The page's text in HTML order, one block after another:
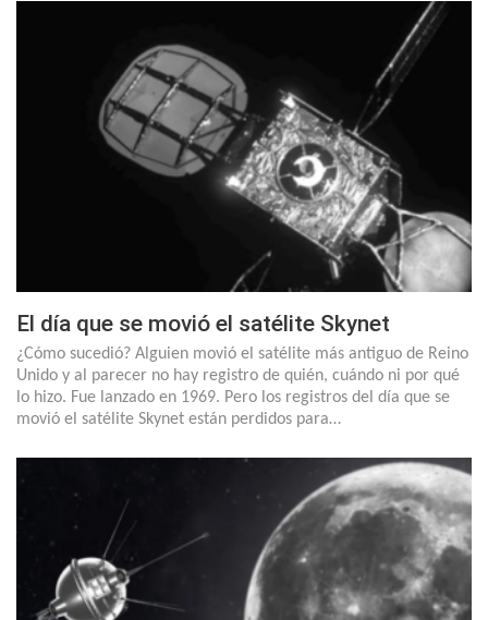
El día que se movió el satélite Skynet
¿Cómo sucedió? Alguien movió el satélite más antiguo de Reino
Unido y al parecer no hay registro de quién, cuándo ni por qué
lo hizo. Fue lanzado en 1969. Pero los registros del día que se
movió el satélite Skynet están perdidos para…